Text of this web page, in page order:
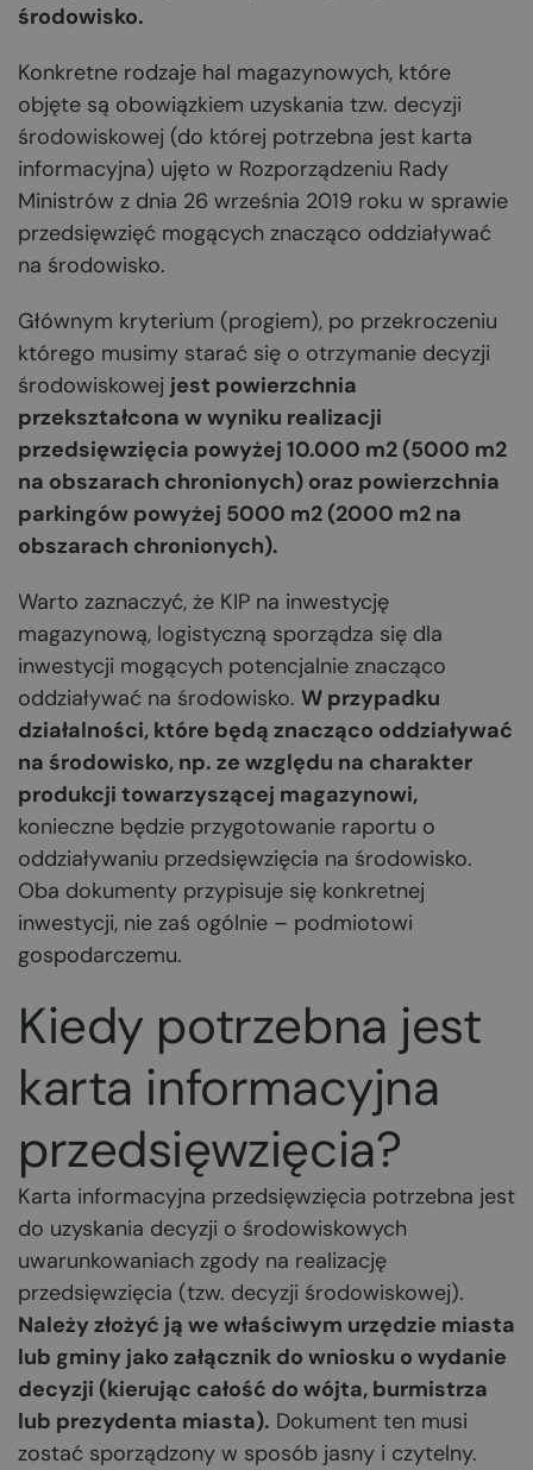
środowisko.
Konkretne rodzaje hal magazynowych, które
objęte są obowiązkiem uzyskania tzw. decyzji
środowiskowej (do której potrzebna jest karta
informacyjna) ujęto w Rozporządzeniu Rady
Ministrów z dnia 26 września 2019 roku w sprawie
przedsięwzięć mogących znacząco oddziaływać
na środowisko.
Głównym kryterium (progiem), po przekroczeniu
którego musimy starać się o otrzymanie decyzji
środowiskowej jest powierzchnia
przekształcona w wyniku realizacji
przedsięwzięcia powyżej 10.000 m2 (5000 m2
na obszarach chronionych) oraz powierzchnia
parkingów powyżej 5000 m2 (2000 m2 na
obszarach chronionych).
Warto zaznaczyć, że KIP na inwestycję
magazynową, logistyczną sporządza się dla
inwestycji mogących potencjalnie znacząco
oddziaływać na środowisko. W przypadku
działalności, które będą znacząco oddziaływać
na środowisko, np. ze względu na charakter
produkcji towarzyszącej magazynowi,
konieczne będzie przygotowanie raportu o
oddziaływaniu przedsięwzięcia na środowisko.
Oba dokumenty przypisuje się konkretnej
inwestycji, nie zaś ogólnie – podmiotowi
gospodarczemu.
Kiedy potrzebna jest
karta informacyjna
przedsięwzięcia?
Karta informacyjna przedsięwzięcia potrzebna jest
do uzyskania decyzji o środowiskowych
uwarunkowaniach zgody na realizację
przedsięwzięcia (tzw. decyzji środowiskowej).
Należy złożyć ją we właściwym urzędzie miasta
lub gminy jako załącznik do wniosku o wydanie
decyzji (kierując całość do wójta, burmistrza
lub prezydenta miasta). Dokument ten musi
zostać sporządzony w sposób jasny i czytelny.